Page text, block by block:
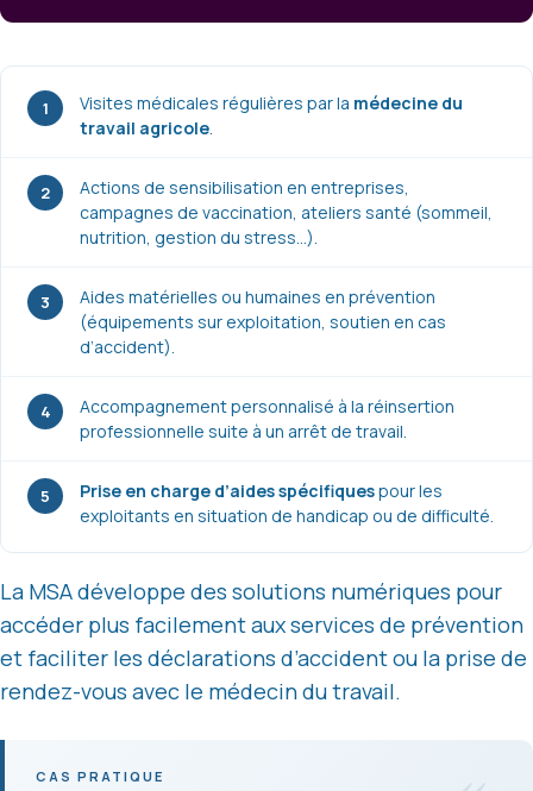
1 Visites médicales régulières par la médecine du
travail agricole
2
Actions de sensibilisation en entreprises,
campagnes de vaccination, ateliers santé (sommeil,
nutrition, gestion du stress…).
3
Aides matérielles ou humaines en prévention
(équipements sur exploitation, soutien en cas
d’accident).
4
Accompagnement personnalisé à la réinsertion
professionnelle suite à un arrêt de travail.
5 Prise en charge d’aides spécifiquespour les
exploitants en situation de handicap ou de difficulté.
La MSA développe des solutions numériques pour
accéder plus facilement aux services de prévention
et faciliter les déclarations d’accident ou la prise de
rendez-vous avec le médecin du travail.
CAS PRATIQUE